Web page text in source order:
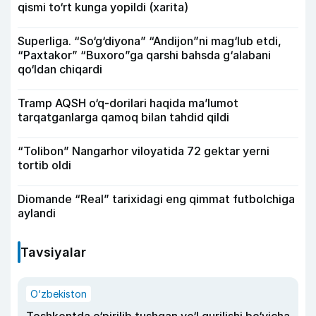
qismi to‘rt kunga yopildi (xarita)
Superliga. “So‘g‘diyona” “Andijon”ni mag‘lub etdi,
“Paxtakor” “Buxoro”ga qarshi bahsda g‘alabani
qo‘ldan chiqardi
Tramp AQSH o‘q-dorilari haqida ma’lumot
tarqatganlarga qamoq bilan tahdid qildi
“Tolibon” Nangarhor viloyatida 72 gektar yerni
tortib oldi
Diomande “Real” tarixidagi eng qimmat futbolchiga
aylandi
Tavsiyalar
O‘zbekiston